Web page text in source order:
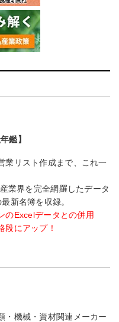
鑑】
業リスト作成まで、これ一
業界を完全網羅したデータ
新名簿を収録。
のExcelデータとの併用
段にアップ！
・機械・資材関連メーカー